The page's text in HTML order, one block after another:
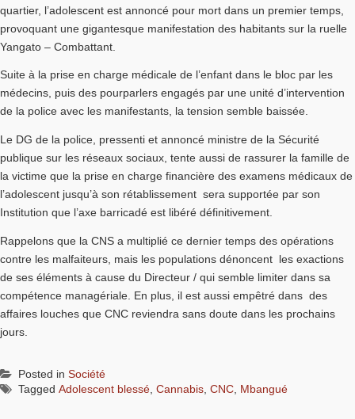
quartier, l’adolescent est annoncé pour mort dans un premier temps,
provoquant une gigantesque manifestation des habitants sur la ruelle
Yangato – Combattant.
Suite à la prise en charge médicale de l’enfant dans le bloc par les
médecins, puis des pourparlers engagés par une unité d’intervention
de la police avec les manifestants, la tension semble baissée.
Le DG de la police, pressenti et annoncé ministre de la Sécurité
publique sur les réseaux sociaux, tente aussi de rassurer la famille de
la victime que la prise en charge financière des examens médicaux de
l’adolescent jusqu’à son rétablissement sera supportée par son
Institution que l’axe barricadé est libéré définitivement.
Rappelons que la CNS a multiplié ce dernier temps des opérations
contre les malfaiteurs, mais les populations dénoncent les exactions
de ses éléments à cause du Directeur / qui semble limiter dans sa
compétence managériale. En plus, il est aussi empêtré dans des
affaires louches que CNC reviendra sans doute dans les prochains
jours.
Posted in Société
Tagged Adolescent blessé Cannabis CNC Mbangué